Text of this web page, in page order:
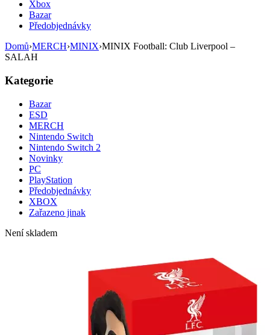
Xbox
Bazar
Předobjednávky
Domů›MERCH›MINIX›MINIX Football: Club Liverpool –
SALAH
Kategorie
Bazar
ESD
MERCH
Nintendo Switch
Nintendo Switch 2
Novinky
PC
PlayStation
Předobjednávky
XBOX
Zařazeno jinak
Není skladem